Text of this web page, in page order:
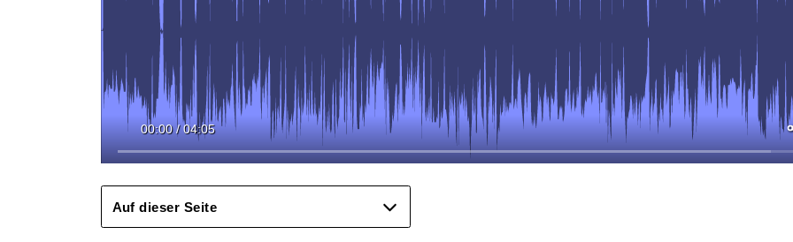
00:00 / 04:05
Auf dieser Seite